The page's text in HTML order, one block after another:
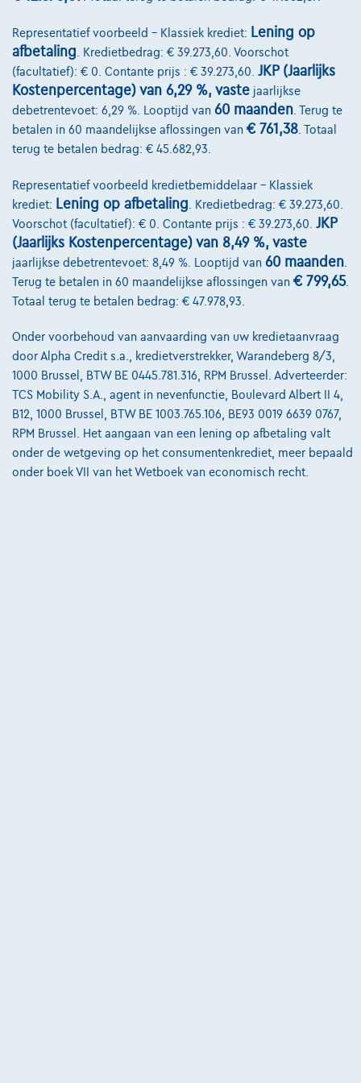
Audi Q3Audi Q3 advanced 35 TFSI 110(150) kW(ch) 6 vitesses
05/2019
102.785 km Benzine Manueel 110 kW ( 148 PK )
€21.990 1
Vanaf€436,02/maand
6041 Gosselies,Le Centre Automobile Audi
Vergelijk
Bekijk wagen
Representatief voorbeeld – Klassiek krediet: Lening op
afbetaling . Kredietbedrag: € 39.273,60. Voorschot
(facultatief): € 0. Contante prijs : € 39.273,60. JKP (Jaarlijks
Kostenpercentage) van 6,29 %, vaste jaarlijkse
debetrentevoet: 6,29 %. Looptijd van 60 maanden . Terug te
betalen in 60 maandelijkse aflossingen van € 761,38 . Totaal
terug te betalen bedrag: € 45.682,93.
Representatief voorbeeld kredietbemiddelaar – Klassiek
krediet: Lening op afbetaling . Kredietbedrag: € 39.273,60.
Voorschot (facultatief): € 0. Contante prijs : € 39.273,60. JKP
(Jaarlijks Kostenpercentage) van 8,49 %, vaste
jaarlijkse debetrentevoet: 8,49 %. Looptijd van 60 maanden
Terug te betalen in 60 maandelijkse aflossingen van € 799,65.
Totaal terug te betalen bedrag: € 47.978,93.
Onder voorbehoud van aanvaarding van uw kredietaanvraag
door Alpha Credit s.a., kredietverstrekker, Warandeberg 8/3,
1000 Brussel, BTW BE 0445.781.316, RPM Brussel. Adverteerder:
TCS Mobility S.A., agent in nevenfunctie, Boulevard Albert II 4,
B12, 1000 Brussel, BTW BE 1003.765.106, BE93 0019 6639 0767,
RPM Brussel. Het aangaan van een lening op afbetaling valt
onder de wetgeving op het consumentenkrediet, meer bepaald
onder boek VII van het Wetboek van economisch recht.